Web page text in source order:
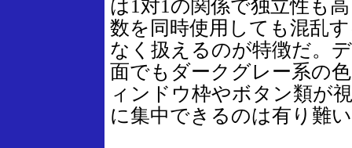
は1対1の関係で独立性も
数を同時使用しても混乱
なく扱えるのが特徴だ。
面でもダークグレー系の
ィンドウ枠やボタン類が
に集中できるのは有り難